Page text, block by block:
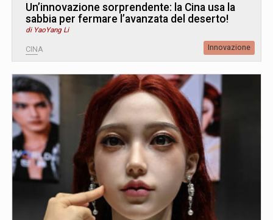
Un’innovazione sorprendente: la Cina usa la
sabbia per fermare l’avanzata del deserto!
di YaoYang Li
CINA Innovazione